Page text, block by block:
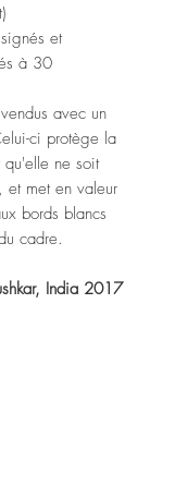
et
à 30
avec un
ci protège la
qu'elle ne soit
et met en valeur
bords blancs
cadre.
India 2017